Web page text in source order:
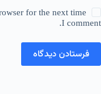
for the next time
I comment.
فرستادن دیدگاه